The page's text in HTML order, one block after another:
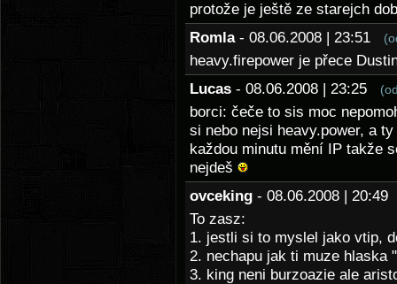
protože je ještě ze starejch
Romla - 08.06.2008 | 23:51
heavy.firepower je přece
Lucas - 08.06.2008 | 23:25
borci: čeče to sis moc
si nebo nejsi heavy.power, a
každou minutu mění IP takže
nejdeš
ovceking - 08.06.2008 |
To zasz:
1. jestli si to myslel jako vtip,
2. nechapu jak ti muze
3. king neni burzoazie ale